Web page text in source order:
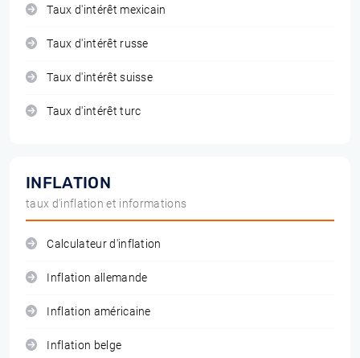
Taux d'intérêt mexicain
Taux d'intérêt russe
Taux d'intérêt suisse
Taux d'intérêt turc
INFLATION
taux d'inflation et informations
Calculateur d'inflation
Inflation allemande
Inflation américaine
Inflation belge